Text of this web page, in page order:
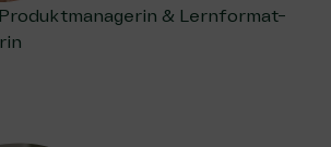
& Lernformat-